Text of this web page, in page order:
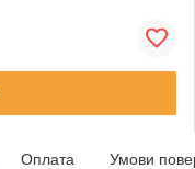
Оплата Умови